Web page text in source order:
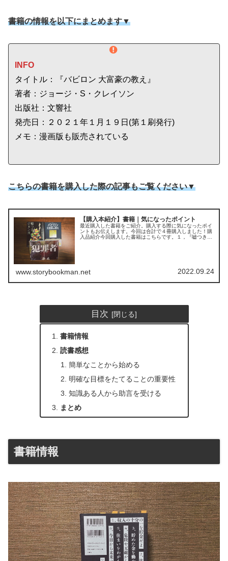
書籍の情報を以下にまとめます▼
INFO
タイトル：『バビロン 大富豪の教え』
著者：ジョージ・S・クレイソン
出版社：文響社
発売日：２０２１年１月１９日(第１刷発行)
メモ：漫画版も販売されている
こちらの書籍を購入した際の記事もご覧ください▼
【購入本紹介】書籍｜気になったポイント
最近購入した書籍をご紹介。購入する際に気になったポイ
ントもお伝えします。今回は合計で４冊購入しました！購
入品紹介今回購入した書籍はこちらです。１，『嘘つきジ
www.storybookman.net 2022.09.24
目次
書籍情報
読書感想
簡単なことから始める
明確な目標をたてることの重要性
知識ある人から助言を受ける
まとめ
書籍情報